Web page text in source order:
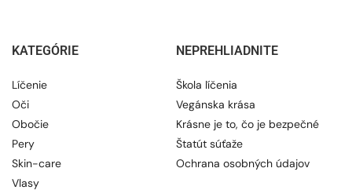
KATEGÓRIE
Líčenie
Oči
Obočie
Pery
Skin-care
Vlasy
NEPREHLIADNITE
Škola líčenia
Vegánska krása
Krásne je to, čo je bezpečné
Štatút súťaže
Ochrana osobných údajov